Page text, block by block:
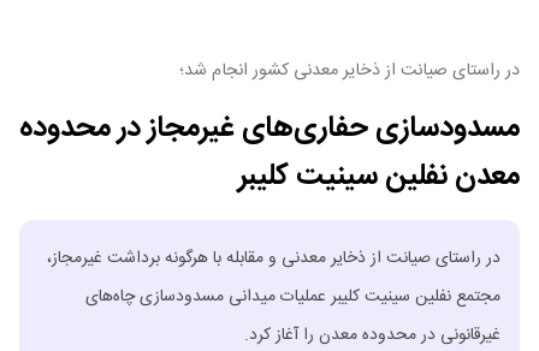
در راستای صیانت از ذخایر معدنی کشور انجام شد؛
مسدودسازی حفاری‌های غیرمجاز در محدوده
معدن نفلین سینیت کلیبر
در راستای صیانت از ذخایر معدنی و مقابله با هرگونه برداشت غیرمجاز،
مجتمع نفلین سینیت کلیبر عملیات میدانی مسدودسازی چاه‌های
غیرقانونی در محدوده معدن را آغاز کرد.